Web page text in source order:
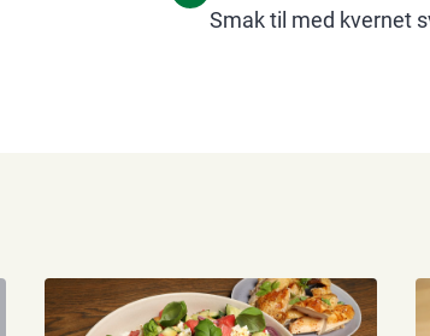
Smak til med kvernet